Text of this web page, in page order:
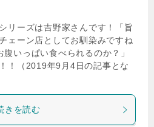
リーズは吉野家さんです！「旨
ェーン店としてお馴染みですね
いっぱい食べられるのか？」
！（2019年9月4日の記事とな
きを読む